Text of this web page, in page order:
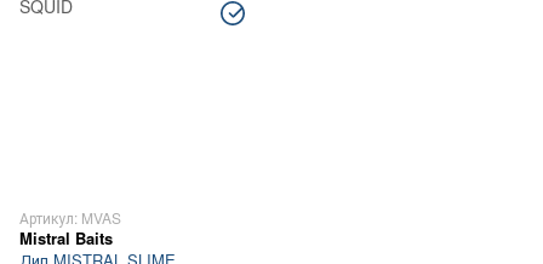
Артикул: MVAS
Mistral Baits